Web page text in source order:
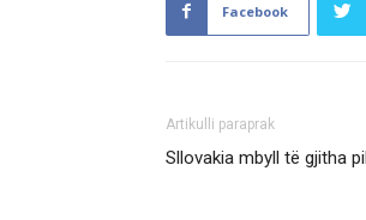
Facebook
Artikulli paraprak
Sllovakia mbyll të gjitha